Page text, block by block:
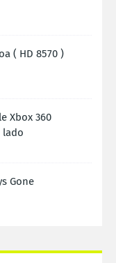
( HD 8570 )
Xbox 360
lado
Gone